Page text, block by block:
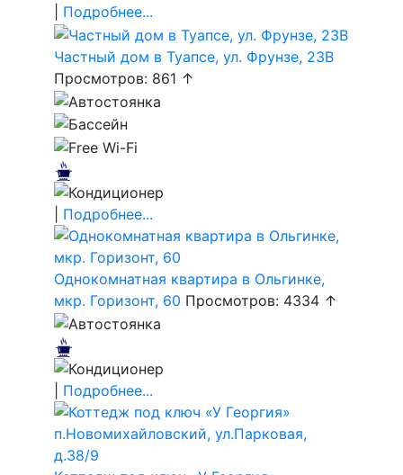
Подробнее...
Частный дом в Туапсе, ул. Фрунзе, 23В
Просмотров: 861 ↑
Подробнее...
Однокомнатная квартира в Ольгинке,
мкр. Горизонт, 60 Просмотров: 4334 ↑
Подробнее...